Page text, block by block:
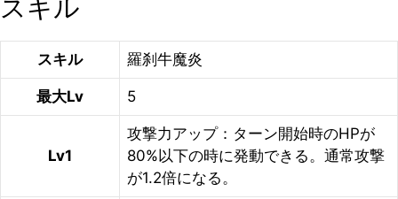
スキル
スキル 羅刹牛魔炎
最大Lv 5
Lv1
攻撃力アップ：ターン開始時のHPが
80%以下の時に発動できる。通常攻撃
が1.2倍になる。